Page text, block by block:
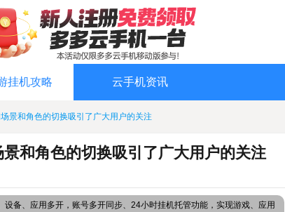
挂机攻略 云手机资讯
景和角色的切换吸引了广大用户的关注
和角色的切换吸引了广大用户的关注
备、应用多开，账号多开同步、24小时挂机托管功能，实现游戏、应用